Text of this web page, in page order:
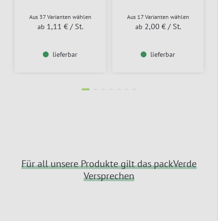
Aus 37 Varianten wählen
ab 1,11 € / St.
lieferbar
Aus 17 Varianten wählen
ab 2,00 € / St.
lieferbar
Für all unsere Produkte gilt das packVerde
Versprechen